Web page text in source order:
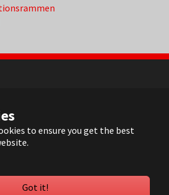
to ensure you get the best
Got it!